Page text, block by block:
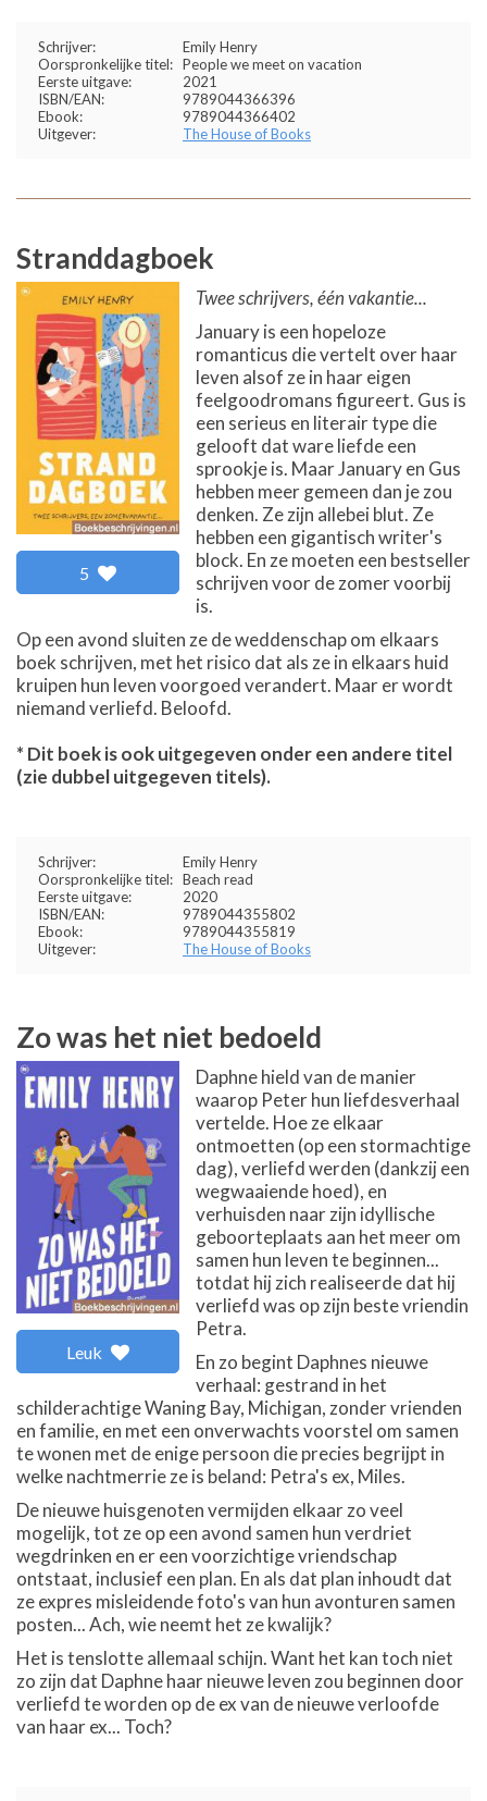
Schrijver:
Emily Henry
Oorspronkelijke titel: People we meet on vacation
Eerste uitgave:
2021
ISBN/EAN:
9789044366396
Ebook:
9789044366402
Uitgever:
The House of Books
Stranddagboek
5
Twee schrijvers, één vakantie...
January is een hopeloze
romanticus die vertelt over haar
leven alsof ze in haar eigen
feelgoodromans figureert. Gus is
een serieus en literair type die
gelooft dat ware liefde een
sprookje is. Maar January en Gus
hebben meer gemeen dan je zou
denken. Ze zijn allebei blut. Ze
hebben een gigantisch writer's
block. En ze moeten een bestseller
schrijven voor de zomer voorbij
is.
Op een avond sluiten ze de weddenschap om elkaars
boek schrijven, met het risico dat als ze in elkaars huid
kruipen hun leven voorgoed verandert. Maar er wordt
niemand verliefd. Beloofd.
* Dit boek is ook uitgegeven onder een andere titel
(zie dubbel uitgegeven titels).
Schrijver:
Emily Henry
Oorspronkelijke titel: Beach read
Eerste uitgave:
2020
ISBN/EAN:
9789044355802
Ebook:
9789044355819
Uitgever:
The House of Books
Zo was het niet bedoeld
Leuk
Daphne hield van de manier
waarop Peter hun liefdesverhaal
vertelde. Hoe ze elkaar
ontmoetten (op een stormachtige
dag), verliefd werden (dankzij een
wegwaaiende hoed), en
verhuisden naar zijn idyllische
geboorteplaats aan het meer om
samen hun leven te beginnen...
totdat hij zich realiseerde dat hij
verliefd was op zijn beste vriendin
Petra.
En zo begint Daphnes nieuwe
verhaal: gestrand in het
schilderachtige Waning Bay, Michigan, zonder vrienden
en familie, en met een onverwachts voorstel om samen
te wonen met de enige persoon die precies begrijpt in
welke nachtmerrie ze is beland: Petra's ex, Miles.
De nieuwe huisgenoten vermijden elkaar zo veel
mogelijk, tot ze op een avond samen hun verdriet
wegdrinken en er een voorzichtige vriendschap
ontstaat, inclusief een plan. En als dat plan inhoudt dat
ze expres misleidende foto's van hun avonturen samen
posten... Ach, wie neemt het ze kwalijk?
Het is tenslotte allemaal schijn. Want het kan toch niet
zo zijn dat Daphne haar nieuwe leven zou beginnen door
verliefd te worden op de ex van de nieuwe verloofde
van haar ex... Toch?